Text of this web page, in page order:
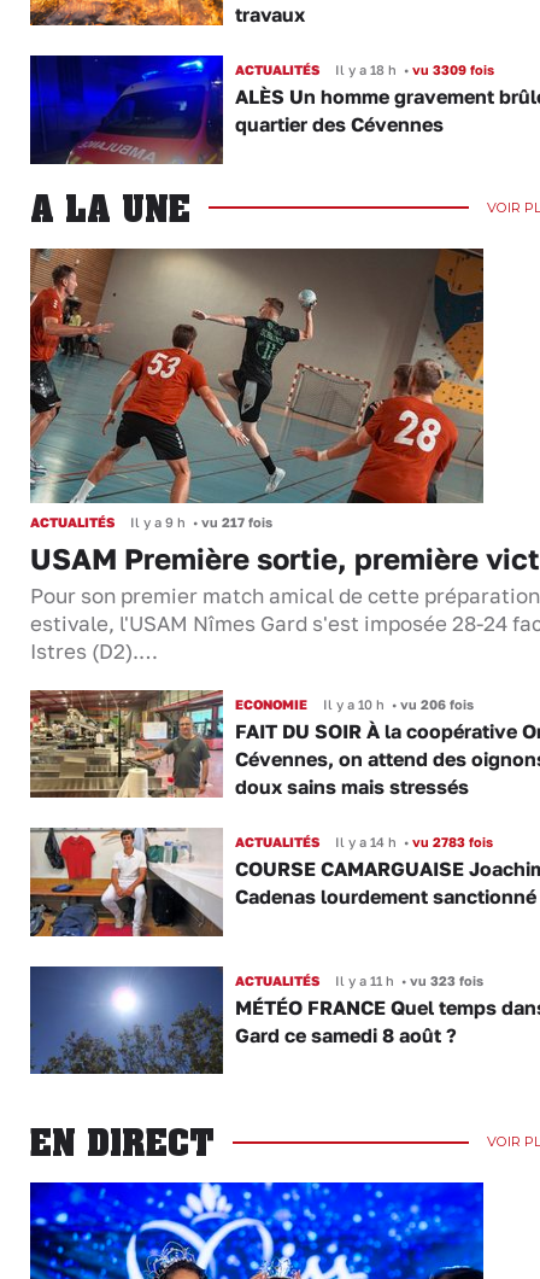
travaux
ACTUALITÉS Il y a 18 h •vu 3309 fois
ALÈS Un homme gravement
quartier des Cévennes
A LA UNE VOIR
ACTUALITÉS Il y a 9 h • vu 217 fois
USAM Première sortie, première
Pour son premier match amical de cette préparation
estivale, l'USAM Nîmes Gard s'est imposée 28-24
Istres (D2).…
ECONOMIE Il y a 10 h •vu 206 fois
FAIT DU SOIR À la coopérative
Cévennes, on attend des
doux sains mais stressés
ACTUALITÉS Il y a 14 h •vu 2783 fois
COURSE CAMARGUAISE
Cadenas lourdement sanctionné
ACTUALITÉS Il y a 11 h •vu 323 fois
MÉTÉO FRANCE Quel temps
Gard ce samedi 8 août ?
EN DIRECT VOIR